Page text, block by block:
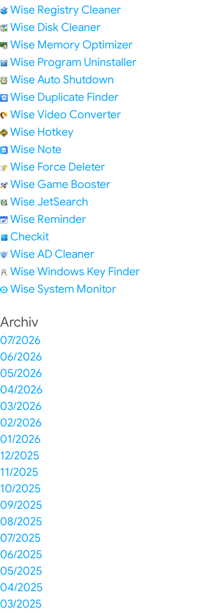
Wise Registry Cleaner
Wise Disk Cleaner
Wise Memory Optimizer
Wise Program Uninstaller
Wise Auto Shutdown
Wise Duplicate Finder
Wise Video Converter
Wise Hotkey
Wise Note
Wise Force Deleter
Wise Game Booster
Wise JetSearch
Wise Reminder
Checkit
Wise AD Cleaner
Wise Windows Key Finder
Wise System Monitor
Archiv
07/2026
06/2026
05/2026
04/2026
03/2026
02/2026
01/2026
12/2025
11/2025
10/2025
09/2025
08/2025
07/2025
06/2025
05/2025
04/2025
03/2025